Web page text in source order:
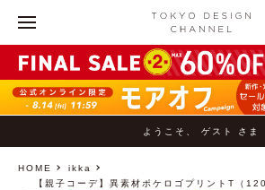
ようこそ、 ゲスト さま
HOME
ikka
【親子コーデ】異素材ポケロゴプリントT（